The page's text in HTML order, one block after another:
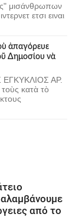
μισάνθρωπων
ετσι ειναι
ἀπαγόρευε
Δημοσίου νὰ
ΑΡ.
κατὰ τὸ